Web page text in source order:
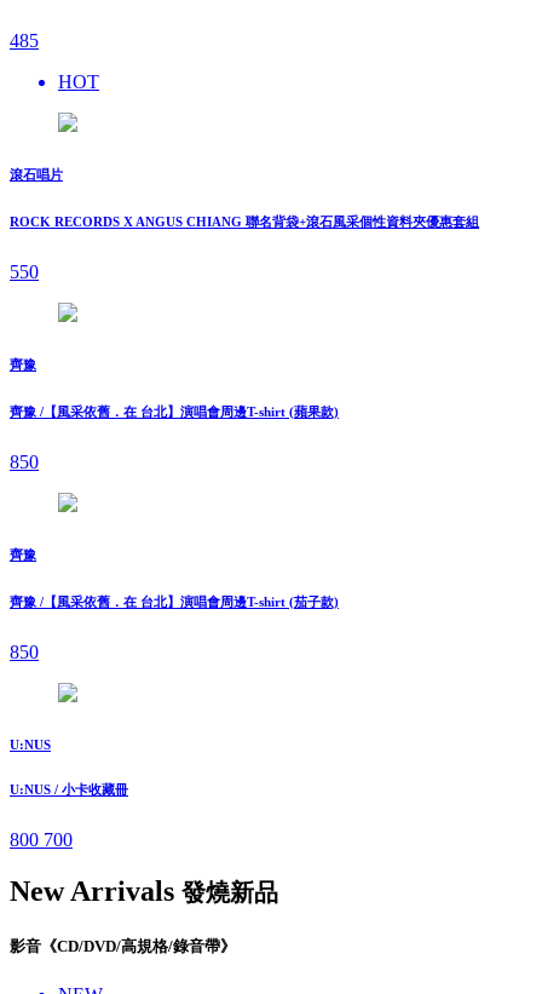
485
HOT
滾石唱片
ROCK RECORDS X ANGUS CHIANG 聯名背袋+滾石風采個性資料夾優惠套組
550
齊豫
齊豫 /【風采依舊．在 台北】演唱會周邊T-shirt (蘋果款)
850
齊豫
齊豫 /【風采依舊．在 台北】演唱會周邊T-shirt (茄子款)
850
U:NUS
U:NUS / 小卡收藏冊
800 700
New Arrivals 發燒新品
影音《CD/DVD/高規格/錄音帶》